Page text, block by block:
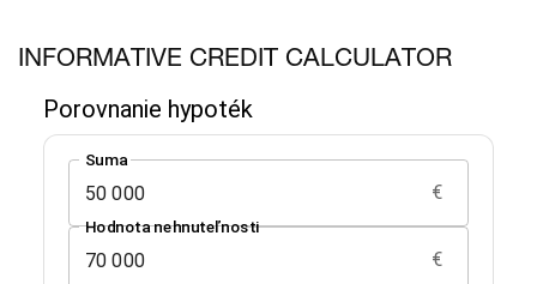
INFORMATIVE CREDIT CALCULATOR